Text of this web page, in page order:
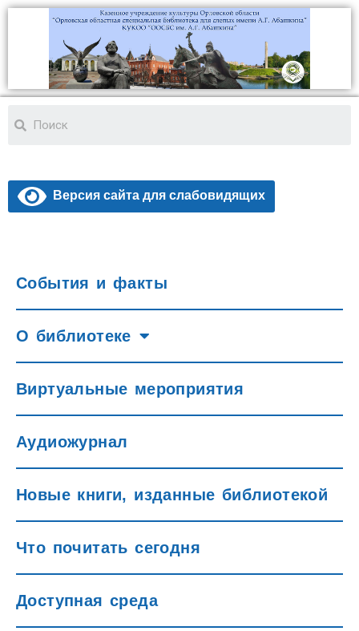
Версия сайта для слабовидящих
События и факты
О библиотеке
Виртуальные мероприятия
Аудиожурнал
Новые книги, изданные библиотекой
Что почитать сегодня
Доступная среда